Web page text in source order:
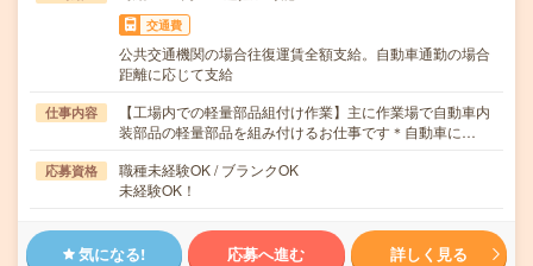
交通費
公共交通機関の場合往復運賃全額支給。自動車通勤の場合
距離に応じて支給
仕事内容
【工場内での軽量部品組付け作業】主に作業場で自動車内
装部品の軽量部品を組み付けるお仕事です＊自動車に…
応募資格
職種未経験OK / ブランクOK
未経験OK！
気になる! 応募へ進む 詳しく見る